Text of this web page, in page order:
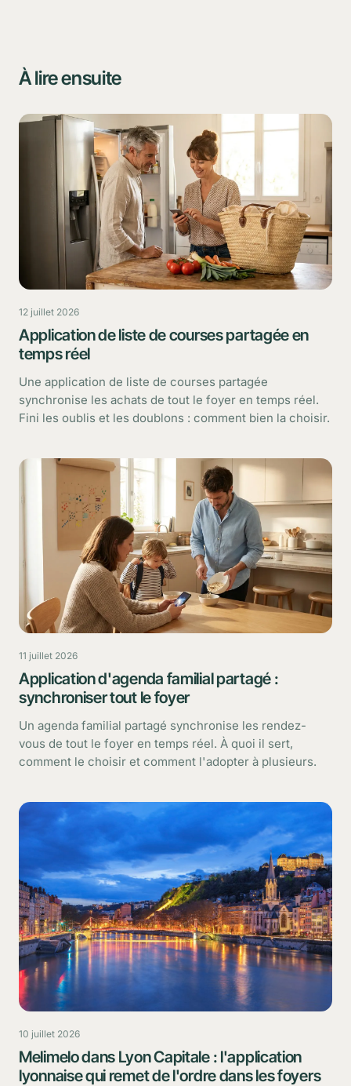
À lire ensuite
12 juillet 2026
Application de liste de courses partagée en
temps réel
Une application de liste de courses partagée
synchronise les achats de tout le foyer en temps réel.
Fini les oublis et les doublons : comment bien la choisir.
11 juillet 2026
Application d'agenda familial partagé :
synchroniser tout le foyer
Un agenda familial partagé synchronise les rendez-
vous de tout le foyer en temps réel. À quoi il sert,
comment le choisir et comment l'adopter à plusieurs.
10 juillet 2026
Melimelo dans Lyon Capitale : l'application
lyonnaise qui remet de l'ordre dans les foyers